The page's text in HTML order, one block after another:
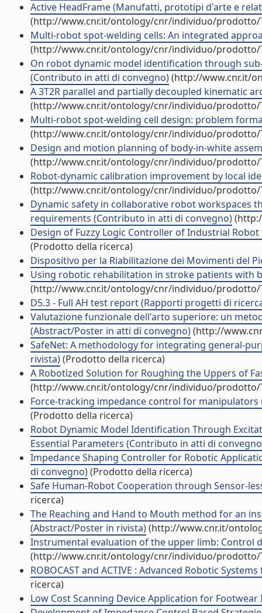
Active HeadFrame (Manufatti, prototipi d'arte e
(http://www.cnr.it/ontology/cnr/individuo/prodotto/
Multi-robot spot-welding cells: An integrated
(http://www.cnr.it/ontology/cnr/individuo/prodotto/
On robot dynamic model identification through
(Contributo in atti di convegno)(http://www.cnr.it/
A 3T2R parallel and partially decoupled kinematic
(http://www.cnr.it/ontology/cnr/individuo/prodotto/
Multi-robot spot-welding cell design: problem
(http://www.cnr.it/ontology/cnr/individuo/prodotto/
Design and motion planning of body-in-white
(http://www.cnr.it/ontology/cnr/individuo/prodotto/
Robot-dynamic calibration improvement by local
(http://www.cnr.it/ontology/cnr/individuo/prodotto/
Dynamic safety in collaborative robot workspaces
requirements (Contributo in atti di convegno)
Design of Fuzzy Logic Controller of Industrial
(Prodotto della ricerca)
Dispositivo per la Riabilitazione dei Movimenti del
Using robotic rehabilitation in stroke patients with
(http://www.cnr.it/ontology/cnr/individuo/prodotto/
D5.3 - Full AH test report (Rapporti progetti di
Valutazione funzionale dell'arto superiore: un
(Abstract/Poster in atti di convegno)(http://
SafeNet: A methodology for integrating general-
rivista)(Prodotto della ricerca)
A Robotized Solution for Roughing the Uppers of
(http://www.cnr.it/ontology/cnr/individuo/prodotto/
Force-tracking impedance control for
(Prodotto della ricerca)
Robot Dynamic Model Identification Through
Essential Parameters (Contributo in atti di
Impedance Shaping Controller for Robotic
di convegno)(Prodotto della ricerca)
Safe Human-Robot Cooperation through Sensor-
ricerca)
The Reaching and Hand to Mouth method for an
(Abstract/Poster in rivista)(http://www.cnr.it/
Instrumental evaluation of the upper limb: Control
(http://www.cnr.it/ontology/cnr/individuo/prodotto/
ROBOCAST and ACTIVE : Advanced Robotic
ricerca)
Low Cost Scanning Device Application for